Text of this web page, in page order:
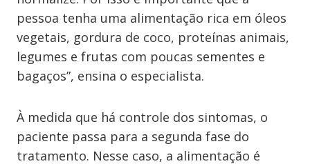
pessoa tenha uma alimentação rica em óleos
vegetais, gordura de coco, proteínas animais,
legumes e frutas com poucas sementes e
bagaços”, ensina o especialista.
À medida que há controle dos sintomas, o
paciente passa para a segunda fase do
tratamento. Nesse caso, a alimentação é